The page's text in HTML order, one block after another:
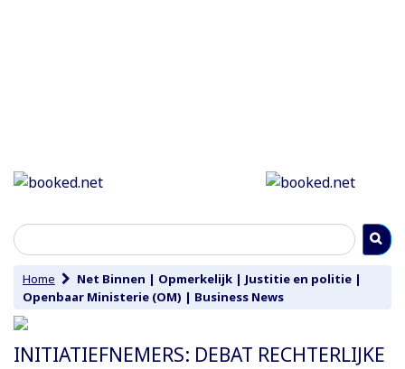
Home Net Binnen | Opmerkelijk | Justitie en politie |
Openbaar Ministerie (OM) | Business News
INITIATIEFNEMERS: DEBAT RECHTERLIJKE